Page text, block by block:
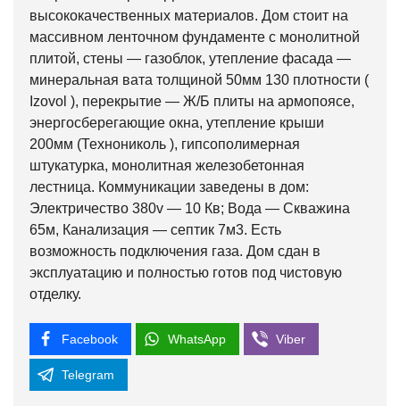
высококачественных материалов. Дом стоит на
массивном ленточном фундаменте с монолитной
плитой, стены — газоблок, утепление фасада —
минеральная вата толщиной 50мм 130 плотности (
Izovol ), перекрытие — Ж/Б плиты на армопоясе,
энергосберегающие окна, утепление крыши
200мм (Технониколь ), гипсополимерная
штукатурка, монолитная железобетонная
лестница. Коммуникации заведены в дом:
Электричество 380v — 10 Кв; Вода — Скважина
65м, Канализация — септик 7м3. Есть
возможность подключения газа. Дом сдан в
эксплуатацию и полностью готов под чистовую
отделку.
Facebook WhatsApp Viber
Telegram